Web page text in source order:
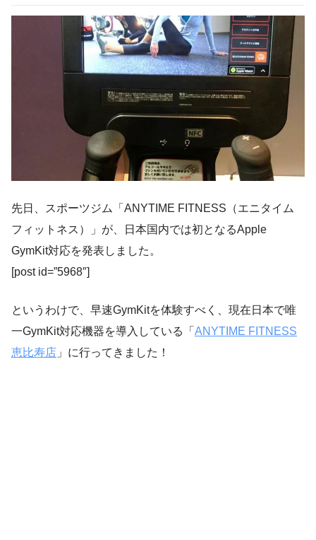
先日、スポーツジム「ANYTIME FITNESS（エニタイム
フィットネス）」が、日本国内では初となるApple
GymKit対応を発表しました。
[post id=”5968″]
というわけで、早速GymKitを体験すべく、現在日本で唯
一GymKit対応機器を導入している「 ANYTIME FITNESS
恵比寿店 」に行ってきました！